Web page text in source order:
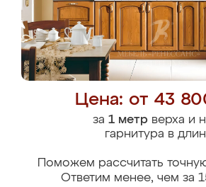
Цена: от 43
за 1 метрверха и
гарнитура в
Поможем рассчитать
Ответим менее, чем за